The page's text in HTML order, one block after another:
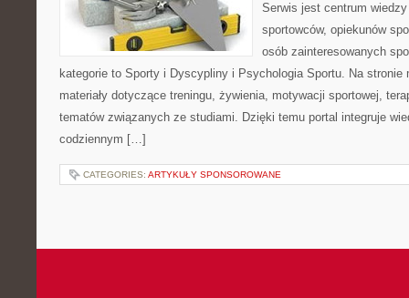
Serwis jest centrum
sportowców, opiekunów
osób zainteresowanych
kategorie to Sporty i Dyscypliny i Psychologia Sportu. Na stronie
materiały dotyczące treningu, żywienia, motywacji sportowej,
tematów związanych ze studiami. Dzięki temu portal integruje
codziennym […]
CATEGORIES: ARTYKUŁY SPONSOROWANE